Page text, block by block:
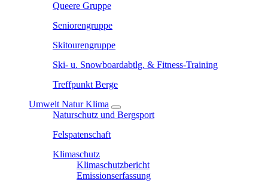
Queere Gruppe
Seniorengruppe
Skitourengruppe
Ski- u. Snowboardabtlg. & Fitness-Training
Treffpunkt Berge
Umwelt Natur Klima
Naturschutz und Bergsport
Felspatenschaft
Klimaschutz
Klimaschutzbericht
Emissionserfassung